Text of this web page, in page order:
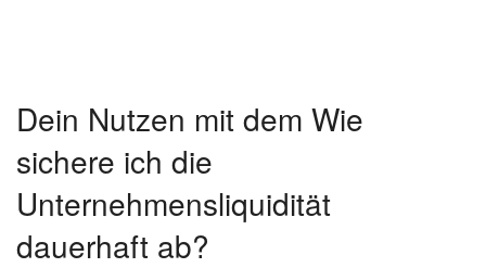
Dein Nutzen mit dem Wie
sichere ich die
Unternehmensliquidität
dauerhaft ab?